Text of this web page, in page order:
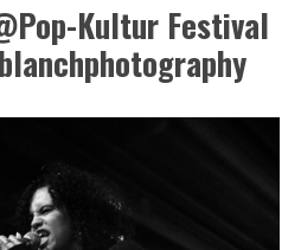
Kultur Festival